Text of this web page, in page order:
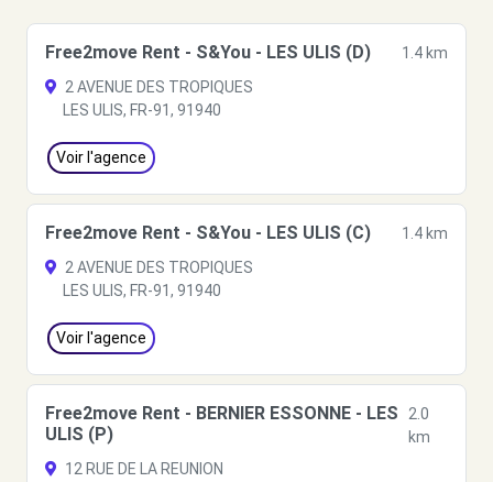
Free2move Rent - S&You - LES ULIS (D)
1.4 km
2 AVENUE DES TROPIQUES
LES ULIS, FR-91, 91940
Voir l'agence
Free2move Rent - S&You - LES ULIS (C)
1.4 km
2 AVENUE DES TROPIQUES
LES ULIS, FR-91, 91940
Voir l'agence
Free2move Rent - BERNIER ESSONNE - LES
ULIS (P)
2.0
km
12 RUE DE LA REUNION